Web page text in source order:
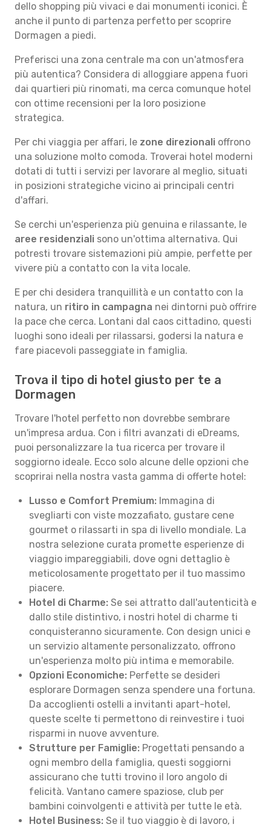
dello shopping più vivaci e dai monumenti iconici. È
anche il punto di partenza perfetto per scoprire
Dormagen a piedi.
Preferisci una zona centrale ma con un'atmosfera
più autentica? Considera di alloggiare appena fuori
dai quartieri più rinomati, ma cerca comunque hotel
con ottime recensioni per la loro posizione
strategica.
Per chi viaggia per affari, le zone direzionali offrono
una soluzione molto comoda. Troverai hotel moderni
dotati di tutti i servizi per lavorare al meglio, situati
in posizioni strategiche vicino ai principali centri
d'affari.
Se cerchi un'esperienza più genuina e rilassante, le
aree residenziali sono un'ottima alternativa. Qui
potresti trovare sistemazioni più ampie, perfette per
vivere più a contatto con la vita locale.
E per chi desidera tranquillità e un contatto con la
natura, un ritiro in campagna nei dintorni può offrire
la pace che cerca. Lontani dal caos cittadino, questi
luoghi sono ideali per rilassarsi, godersi la natura e
fare piacevoli passeggiate in famiglia.
Trova il tipo di hotel giusto per te a
Dormagen
Trovare l'hotel perfetto non dovrebbe sembrare
un'impresa ardua. Con i filtri avanzati di eDreams,
puoi personalizzare la tua ricerca per trovare il
soggiorno ideale. Ecco solo alcune delle opzioni che
scoprirai nella nostra vasta gamma di offerte hotel:
Lusso e Comfort Premium: Immagina di
svegliarti con viste mozzafiato, gustare cene
gourmet o rilassarti in spa di livello mondiale. La
nostra selezione curata promette esperienze di
viaggio impareggiabili, dove ogni dettaglio è
meticolosamente progettato per il tuo massimo
piacere.
Hotel di Charme: Se sei attratto dall'autenticità e
dallo stile distintivo, i nostri hotel di charme ti
conquisteranno sicuramente. Con design unici e
un servizio altamente personalizzato, offrono
un'esperienza molto più intima e memorabile.
Opzioni Economiche: Perfette se desideri
esplorare Dormagen senza spendere una fortuna.
Da accoglienti ostelli a invitanti apart-hotel,
queste scelte ti permettono di reinvestire i tuoi
risparmi in nuove avventure.
Strutture per Famiglie: Progettati pensando a
ogni membro della famiglia, questi soggiorni
assicurano che tutti trovino il loro angolo di
felicità. Vantano camere spaziose, club per
bambini coinvolgenti e attività per tutte le età.
Hotel Business: Se il tuo viaggio è di lavoro, i